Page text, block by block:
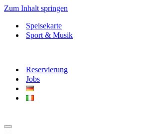
Zum Inhalt springen
Speisekarte
Sport & Musik
Reservierung
Jobs
Navigationsmenü